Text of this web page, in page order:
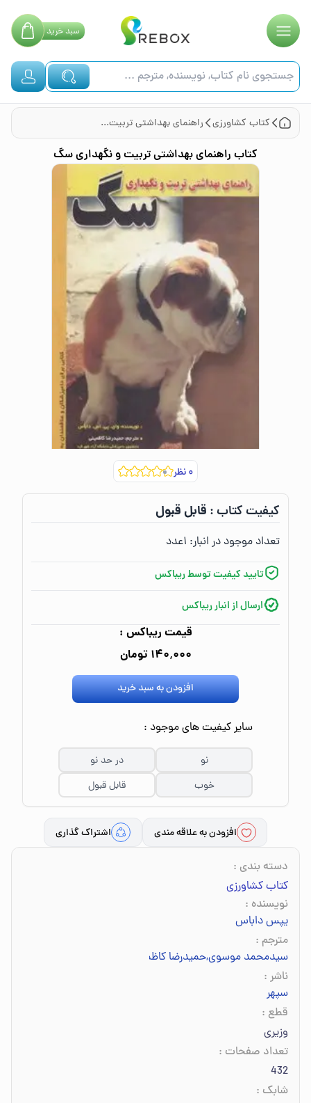
سبدخرید
کتاب کشاورزی راهنمای بهداشتی تربیت و نگهداری سگ
کتاب راهنمای بهداشتی تربیت و نگهداری سگ
۰نظر
کیفیت کتاب :‌ قابل قبول
تعداد موجود در انبار:‌ ۱عدد
تایید کیفیت توسط ریباکس
ارسال از انبار ریباکس
قیمت ریباکس :
۱۴۰٬۰۰۰ تومان
افزودن به سبد خرید
سایر کیفیت های موجود :
نو
در حد نو
خوب
قابل قبول
افزودن به علاقه مندی اشتراک گذاری
دسته بندی :
کتاب کشاورزی
نویسنده :
یپس داباس
مترجم :
سیدمحمد موسوی,حمیدرضا کاظمینی
ناشر :
سپهر
قطع :
وزیری
تعداد صفحات :
432
شابک :